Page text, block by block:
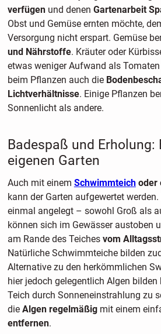
verfügenund denen Gartenarbeit
Obst und Gemüse ernten möchte,
Versorgung nicht erspart. Gemüse
und Nährstoffe. Kräuter oder
etwas weniger Aufwand als
beim Pflanzen auch die
Lichtverhältnisse. Einige Pflanzen
Sonnenlicht als andere.
Badespaß und Erholung:
eigenen Garten
Auch mit einem Schwimmteichoder
kann der Garten aufgewertet
einmal angelegt – sowohl Groß als
können sich im Gewässer austoben
am Rande des Teiches vom
Natürliche Schwimmteiche bilden
Alternative zu den herkömmlichen
hier jedoch gelegentlich Algen
Teich durch Sonneneinstrahlung zu
dieAlgen regelmäßigmit einem
entfernen.